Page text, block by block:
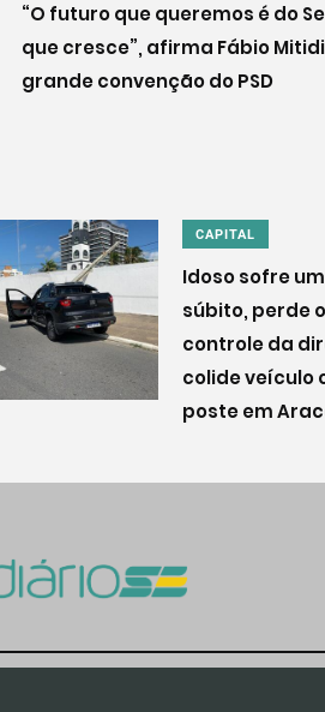
“O futuro que queremos é do
que cresce”, afirma Fábio
grande convenção do PSD
CAPITAL
Idoso sofre
súbito, perde o
controle da
colide veículo
poste em